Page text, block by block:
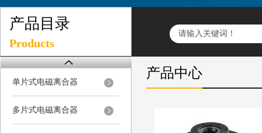
产品目录
Products
单片式电磁离合器
多片式电磁离合器
产品中心